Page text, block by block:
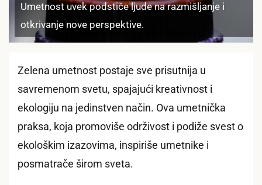
Umetnost uvek podstiče ljude na razmišljanje i
otkrivanje nove perspektive.
Zelena umetnost postaje sve prisutnija u
savremenom svetu, spajajući kreativnost i
ekologiju na jedinstven način. Ova umetnička
praksa, koja promoviše održivost i podiže svest o
ekološkim izazovima, inspiriše umetnike i
posmatrače širom sveta.